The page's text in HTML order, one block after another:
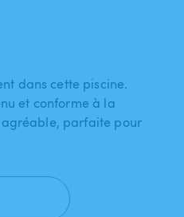
dans cette piscine.
et conforme à la
agréable, parfaite pour